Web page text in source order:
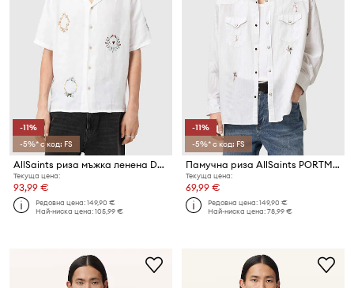
-11%
-5%* с код: FS
AllSaints риза мъжка ленена DECK
Текуща цена:
93,99 €
Редовна цена:149,90 €
Най-ниска цена:105,99 €
-11%
-5%* с код: FS
Памучна риза AllSaints PORTMAN
Текуща цена:
69,99 €
Редовна цена:149,90 €
Най-ниска цена:78,99 €